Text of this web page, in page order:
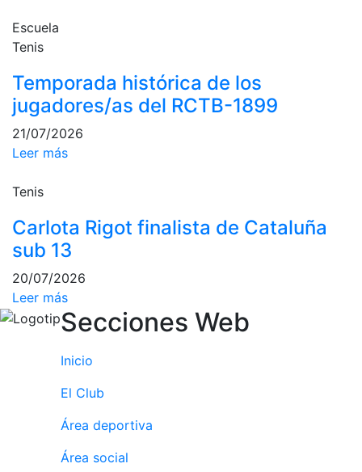
d'Honor
Social
Normativa
Otros deportes
Área social
Activitats
Socials
Salidas
culturales
Conferencias
e
Inspirational
Talks
Calendario de
Actividades
Sociales
mesa
Escuela
Tenis
Temporada histórica de los
jugadores/as del RCTB-1899
21/07/2026
Leer más
Tenis
Carlota Rigot finalista de Cataluña
sub 13
20/07/2026
Leer más
Secciones Web
Inicio
El Club
Área deportiva
Área social